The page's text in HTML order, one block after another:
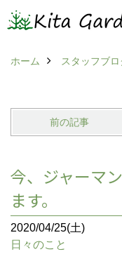
ホーム スタッフブロ
前の記事
今、ジャーマ
ます。
2020/04/25(土)
日々のこと